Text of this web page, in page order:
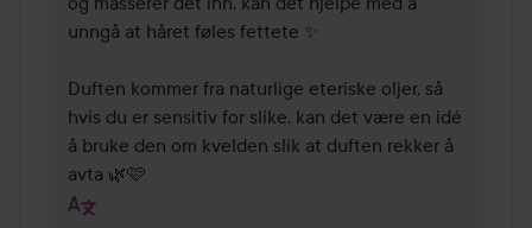
unngå at håret føles fettete ✨
Duften kommer fra naturlige eteriske oljer, så
hvis du er sensitiv for slike, kan det være en idé
å bruke den om kvelden slik at duften rekker å
avta 🌿🩷